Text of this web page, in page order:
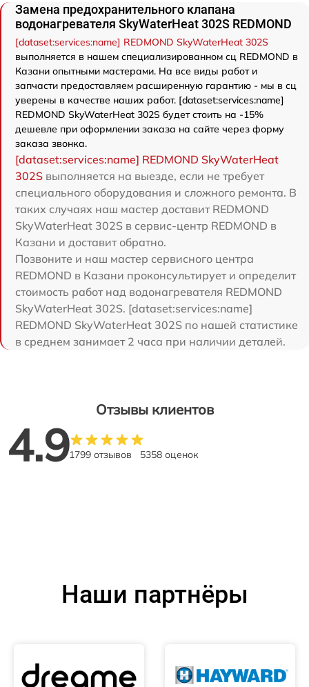
Замена предохранительного клапана
водонагревателя SkyWaterHeat 302S REDMOND
[dataset:services:name] REDMOND SkyWaterHeat 302S
выполняется в нашем специализированном сц REDMOND в
Казани опытными мастерами. На все виды работ и
запчасти предоставляем расширенную гарантию - мы в сц
уверены в качестве наших работ. [dataset:services:name]
REDMOND SkyWaterHeat 302S будет стоить на -15%
дешевле при оформлении заказа на сайте через форму
заказа звонка.
[dataset:services:name] REDMOND SkyWaterHeat
302S выполняется на выезде, если не требует
специального оборудования и сложного ремонта. В
таких случаях наш мастер доставит REDMOND
SkyWaterHeat 302S в сервис-центр REDMOND в
Казани и доставит обратно.
Позвоните и наш мастер сервисного центра
REDMOND в Казани проконсультирует и определит
стоимость работ над водонагревателя REDMOND
SkyWaterHeat 302S. [dataset:services:name]
REDMOND SkyWaterHeat 302S по нашей статистике
в среднем занимает 2 часа при наличии деталей.
Отзывы клиентов
4.91799 отзывов 5358 оценок
Наши партнёры